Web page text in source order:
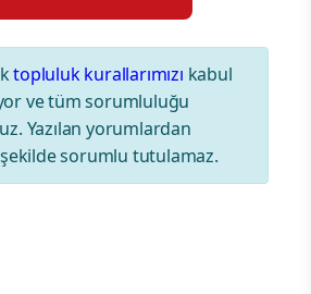
topluluk kurallarımızı kabul
ve tüm sorumluluğu
Yazılan yorumlardan
sorumlu tutulamaz.